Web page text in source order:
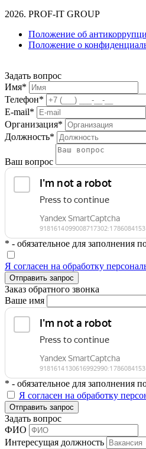
2026. PROF-IT GROUP
Положение об
Положение о
Задать вопрос
Имя*
Телефон*
E-mail*
Организация*
Должность*
Ваш вопрос
* - обязательное для заполнения
Я согласен на обработку
Отправить запрос
Заказ обратного звонка
Ваше имя
* - обязательное для заполнения
Я согласен на обработку
Отправить запрос
Задать вопрос
ФИО
Интересущая должность